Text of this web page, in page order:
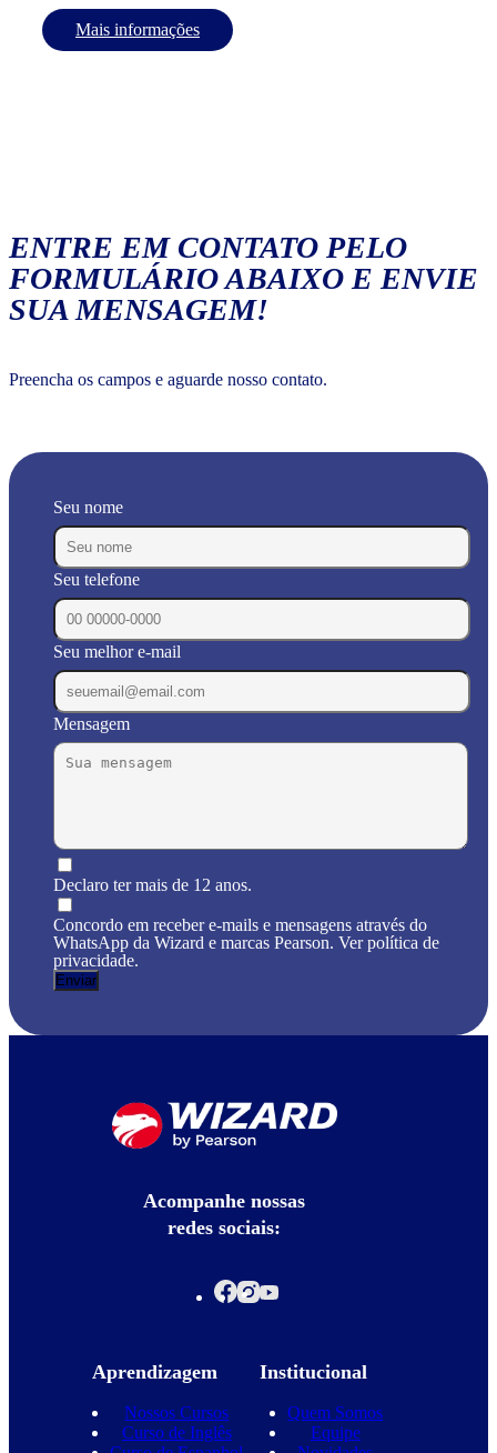
Mais informações
ENTRE EM CONTATO PELO
FORMULÁRIO ABAIXO E ENVIE
SUA MENSAGEM!
Preencha os campos e aguarde nosso contato.
Seu nome
Seu telefone
Seu melhor e-mail
Mensagem
Declaro ter mais de 12 anos.
Concordo em receber e-mails e mensagens através do
WhatsApp da Wizard e marcas Pearson. Ver política de
privacidade.
Acompanhe nossas
redes sociais:
Aprendizagem
Nossos Cursos
Curso de Inglês
Institucional
Quem Somos
Equipe